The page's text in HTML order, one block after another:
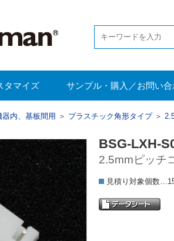
タマイズ サンプル・購入／お問い
内、基板間用 ＞ プラスチック角形タイプ＞
BSG-LXH-
2.5mmピッチ
見積り対象個数